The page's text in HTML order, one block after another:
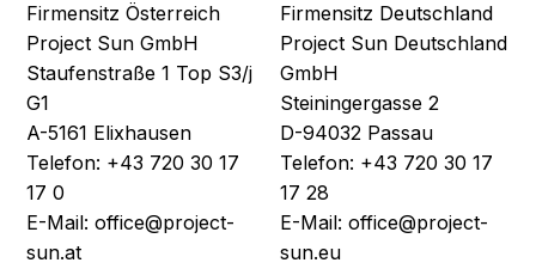
Firmensitz Österreich
Project Sun GmbH
Staufenstraße 1 Top S3/j
G1
A-5161 Elixhausen
Telefon: +43 720 30 17
17 0
‍E-Mail: office@project-
sun.at
Firmensitz Deutschland
Project Sun Deutschland
GmbH
Steiningergasse 2
D-94032 Passau
Telefon: +43 720 30 17
17 28
E-Mail: office@project-
sun.eu